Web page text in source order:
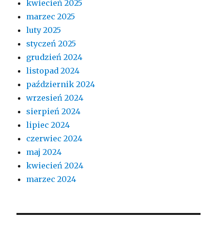
kwiecień 2025
marzec 2025
luty 2025
styczeń 2025
grudzień 2024
listopad 2024
październik 2024
wrzesień 2024
sierpień 2024
lipiec 2024
czerwiec 2024
maj 2024
kwiecień 2024
marzec 2024